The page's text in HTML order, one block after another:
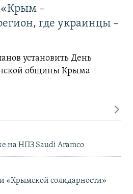
–
где украинцы –
установить День
общины Крыма
на НПЗ Saudi Aramco
«Крымской солидарности»